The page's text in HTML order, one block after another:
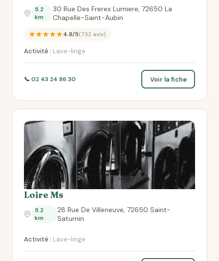
5.2
km
30 Rue Des Freres Lumiere, 72650 La
Chapelle-Saint-Aubin
★★★★★4.8/5(732 avis)
Activité : Lave-linge
📞 02 43 24 86 30 Voir la fiche
Loire Ms
5.2
km
28 Rue De Villeneuve, 72650 Saint-
Saturnin
Activité : Lave-linge